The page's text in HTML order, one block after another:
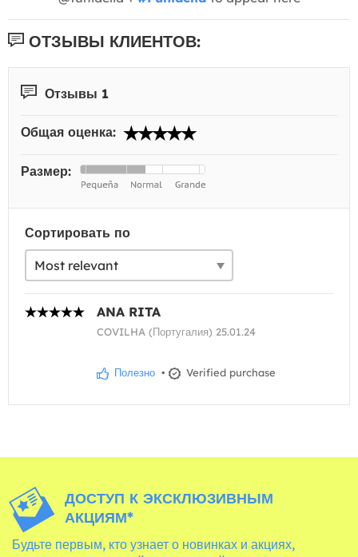
ОТЗЫВЫ КЛИЕНТОВ:
Отзывы 1
Общая оценка:
Размер:
Сортировать по
ANA RITA
COVILHA (Португалия) 25.01.24
Полезно • Verified purchase
ДОСТУП К ЭКСКЛЮЗИВНЫМ
АКЦИЯМ*
Будьте первым, кто узнает о новинках и акциях,